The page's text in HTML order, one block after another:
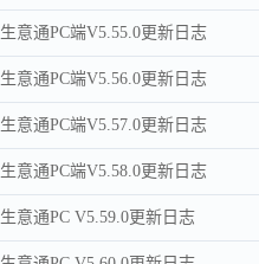
生意通PC端V5.55.0更新日志
生意通PC端V5.56.0更新日志
生意通PC端V5.57.0更新日志
生意通PC端V5.58.0更新日志
生意通PC V5.59.0更新日志